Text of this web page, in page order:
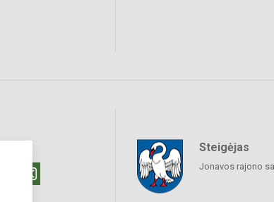
Steigėjas
Jonavos rajono